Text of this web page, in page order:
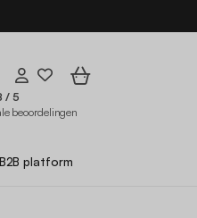
/ 5
beoordelingen
B2B platform